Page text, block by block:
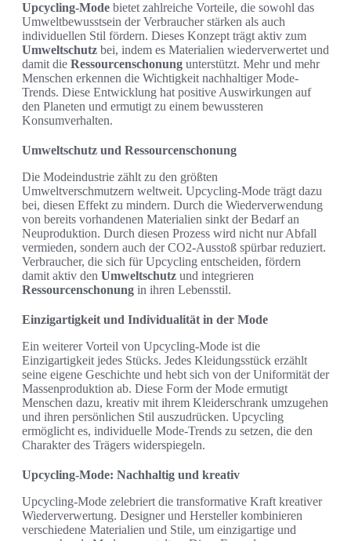
Upcycling-Mode bietet zahlreiche Vorteile, die sowohl das
Umweltbewusstsein der Verbraucher stärken als auch
individuellen Stil fördern. Dieses Konzept trägt aktiv zum
Umweltschutz bei, indem es Materialien wiederverwertet und
damit die Ressourcenschonung unterstützt. Mehr und mehr
Menschen erkennen die Wichtigkeit nachhaltiger Mode-
Trends. Diese Entwicklung hat positive Auswirkungen auf
den Planeten und ermutigt zu einem bewussteren
Konsumverhalten.
Umweltschutz und Ressourcenschonung
Die Modeindustrie zählt zu den größten
Umweltverschmutzern weltweit. Upcycling-Mode trägt dazu
bei, diesen Effekt zu mindern. Durch die Wiederverwendung
von bereits vorhandenen Materialien sinkt der Bedarf an
Neuproduktion. Durch diesen Prozess wird nicht nur Abfall
vermieden, sondern auch der CO2-Ausstoß spürbar reduziert.
Verbraucher, die sich für Upcycling entscheiden, fördern
damit aktiv den Umweltschutz und integrieren
Ressourcenschonung in ihren Lebensstil.
Einzigartigkeit und Individualität in der Mode
Ein weiterer Vorteil von Upcycling-Mode ist die
Einzigartigkeit jedes Stücks. Jedes Kleidungsstück erzählt
seine eigene Geschichte und hebt sich von der Uniformität der
Massenproduktion ab. Diese Form der Mode ermutigt
Menschen dazu, kreativ mit ihrem Kleiderschrank umzugehen
und ihren persönlichen Stil auszudrücken. Upcycling
ermöglicht es, individuelle Mode-Trends zu setzen, die den
Charakter des Trägers widerspiegeln.
Upcycling-Mode: Nachhaltig und kreativ
Upcycling-Mode zelebriert die transformative Kraft kreativer
Wiederverwertung. Designer und Hersteller kombinieren
verschiedene Materialien und Stile, um einzigartige und